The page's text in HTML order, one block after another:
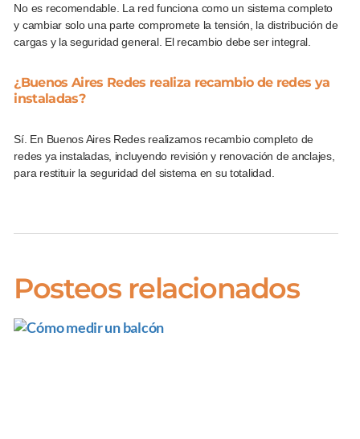
No es recomendable. La red funciona como un sistema completo
y cambiar solo una parte compromete la tensión, la distribución de
cargas y la seguridad general. El recambio debe ser integral.
¿Buenos Aires Redes realiza recambio de redes ya
instaladas?
Sí. En Buenos Aires Redes realizamos recambio completo de
redes ya instaladas, incluyendo revisión y renovación de anclajes,
para restituir la seguridad del sistema en su totalidad.
Posteos relacionados